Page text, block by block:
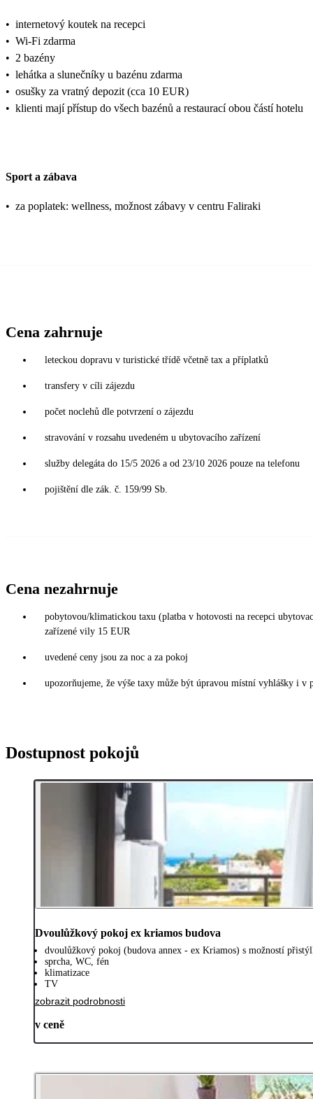
• internetový koutek na recepci
• Wi-Fi zdarma
• 2 bazény
• lehátka a slunečníky u bazénu zdarma
• osušky za vratný depozit (cca 10 EUR)
• klienti mají přístup do všech bazénů a restaurací obou částí hotelu
Sport a zábava
• za poplatek: wellness, možnost zábavy v centru Faliraki
Cena zahrnuje
leteckou dopravu v turistické třídě včetně tax a příplatků
transfery v cíli zájezdu
počet noclehů dle potvrzení o zájezdu
stravování v rozsahu uvedeném u ubytovacího zařízení
služby delegáta do 15/5 2026 a od 23/10 2026 pouze na telefonu
pojištění dle zák. č. 159/99 Sb.
Cena nezahrnuje
pobytovou/klimatickou taxu (platba v hotovosti na recepci
zařízené vily 15 EUR
uvedené ceny jsou za noc a za pokoj
upozorňujeme, že výše taxy může být úpravou místní vyhlášky i
Dostupnost pokojů
Dvoulůžkový pokoj ex kriamos budova
dvoulůžkový pokoj (budova annex - ex Kriamos) s možností
sprcha, WC, fén
klimatizace
TV
zobrazit podrobnosti
v ceně